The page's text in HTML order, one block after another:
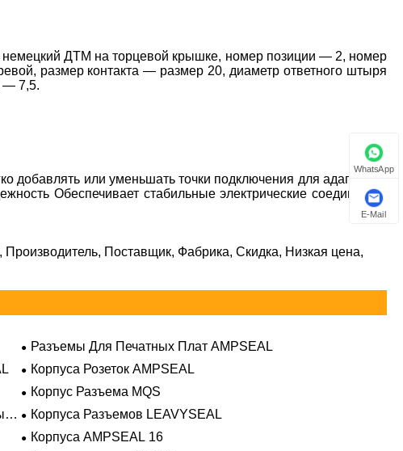
ДТМ на торцевой крышке, номер позиции — 2, номер
размер контакта — размер 20, диаметр ответного штыря
— 7,5.
или уменьшать точки подключения для адаптации
Обеспечивает стабильные электрические соединения,
Поставщик, Фабрика, Скидка, Низкая цена,
Разъемы Для Печатных Плат AMPSEAL
Корпуса Розеток AMPSEAL
Корпус Разъема MQS
Корпуса Разъемов LEAVYSEAL
Корпуса AMPSEAL 16
WhatsApp
E-Mail